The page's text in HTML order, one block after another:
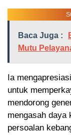
Baca Juga :
Mutu
Ia
untuk
mendorong
mengasah daya
persoalan